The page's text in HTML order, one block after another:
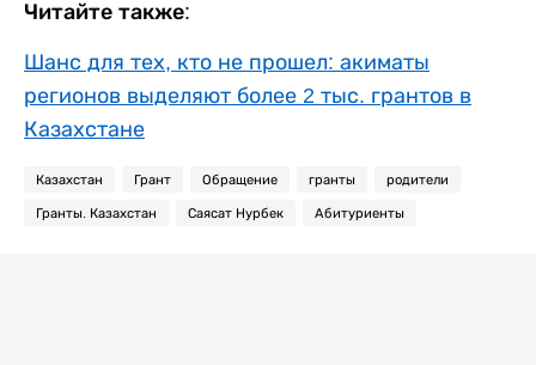
Читайте также:
Шанс для тех, кто не прошел: акиматы
регионов выделяют более 2 тыс. грантов в
Казахстане
Казахстан Грант Обращение гранты родители
Гранты. Казахстан Саясат Нурбек Абитуриенты